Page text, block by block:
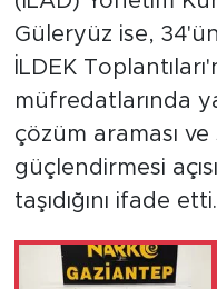
Güleryüz ise,
İLDEK
müfredatlarında
çözüm araması
güçlendirmesi
taşıdığını ifade etti.